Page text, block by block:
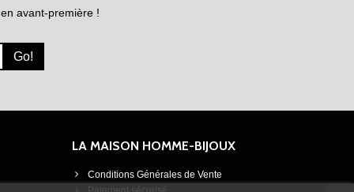
avant-première !
Go!
LA MAISON HOMME-BIJOUX
Conditions Générales de Vente